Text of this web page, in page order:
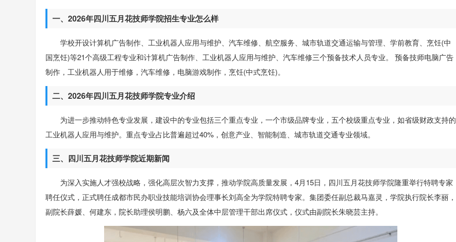
一、2026年四川五月花技师学院招生专业怎么样
学校开设计算机广告制作、工业机器人应用与维护、汽车维修、航空服务、城市轨道交通运输与管理、学前教育、烹饪(中
国烹饪)等21个高级工程专业和计算机广告制作、工业机器人应用与维护、汽车维修三个预备技术人员专业。 预备技师电脑广告
制作，工业机器人用于维修，汽车维修，电脑游戏制作，烹饪(中式烹饪)。
二、2026年四川五月花技师学院专业介绍
为进一步推动特色专业发展，建设中的专业包括三个重点专业，一个市级品牌专业，五个校级重点专业，如省级财政支持的
工业机器人应用与维护。重点专业占比普遍超过40%，创意产业、智能制造、城市轨道交通专业领域。
三、四川五月花技师学院近期新闻
为深入实施人才强校战略，强化高层次智力支撑，推动学院高质量发展，4月15日，四川五月花技师学院隆重举行特聘专家
聘任仪式，正式聘任成都市民办职业技能培训协会理事长刘高全为学院特聘专家。集团委任副总裁马嘉灵，学院执行院长李丽，
副院长薛媛、何建东，院长助理侯明鹏、杨六及全体中层管理干部出席仪式，仪式由副院长朱晓芸主持。